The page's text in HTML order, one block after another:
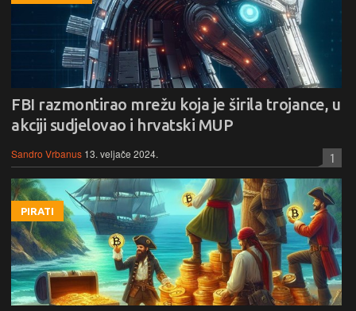
FBI razmontirao mrežu koja je širila trojance, u
akciji sudjelovao i hrvatski MUP
Sandro Vrbanus 13. veljače 2024. 1
PIRATI